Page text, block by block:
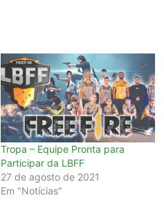
Tropa – Equipe Pronta para
Participar da LBFF
27 de agosto de 2021
Em "Notícias"